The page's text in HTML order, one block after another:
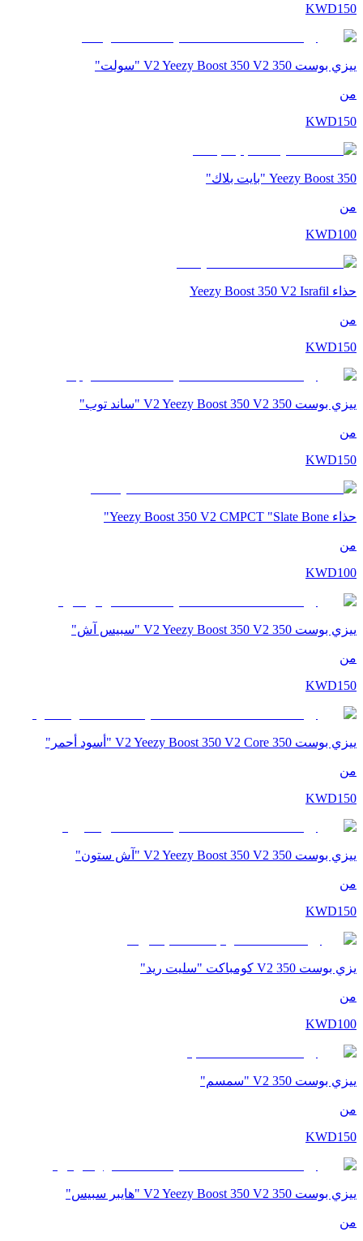
KWD150
ييزي بوست 350 V2 Yeezy Boost 350 V2 "سولت"
من
KWD150
Yeezy Boost 350 "بايت بلاك"
من
KWD100
حذاء Yeezy Boost 350 V2 Israfil
من
KWD150
ييزي بوست 350 V2 Yeezy Boost 350 V2 "ساند توب"
من
KWD150
حذاء Yeezy Boost 350 V2 CMPCT "Slate Bone"
من
KWD100
ييزي بوست 350 V2 Yeezy Boost 350 V2 "سبيس آش"
من
KWD150
ييزي بوست 350 V2 Yeezy Boost 350 V2 Core "أسود أحمر"
من
KWD150
ييزي بوست 350 V2 Yeezy Boost 350 V2 "آش ستون"
من
KWD150
يزي بوست 350 V2 كومباكت "سليت ريد"
من
KWD100
ييزي بوست 350 V2 "سمسم"
من
KWD150
ييزي بوست 350 V2 Yeezy Boost 350 V2 "هايبر سبيس"
من